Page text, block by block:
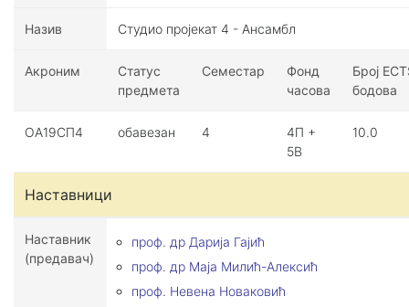
Назив Студио пројекат 4 - Ансамбл
Акроним
Статус
предмета
Семестар
Фонд
часова
Број
бодова
ОА19СП4 обавезан 4
4П +
5В
10.0
Наставници
Наставник
(предавач)
проф. др Дарија Гајић
проф. др Маја Милић-Алексић
проф. Невена Новаковић